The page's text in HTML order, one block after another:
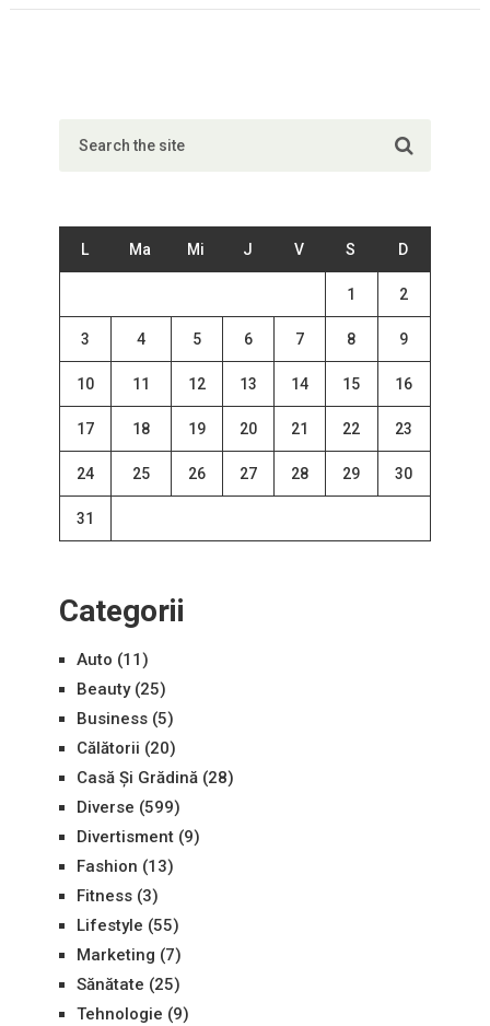
L Ma Mi J V S D
1 2
3 4 5 6 7 8 9
10 11 12 13 14 15 16
17 18 19 20 21 22 23
24 25 26 27 28 29 30
31
Categorii
Auto (11)
Beauty(25)
Business(5)
Călătorii (20)
Casă Și Grădină(28)
Diverse (599)
Divertisment(9)
Fashion (13)
Fitness(3)
Lifestyle (55)
Marketing (7)
Sănătate (25)
Tehnologie (9)